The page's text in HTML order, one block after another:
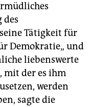
des
Tätigkeit für
Demokratie„ und
liebenswerte
mit der es ihm
werden
sagte die